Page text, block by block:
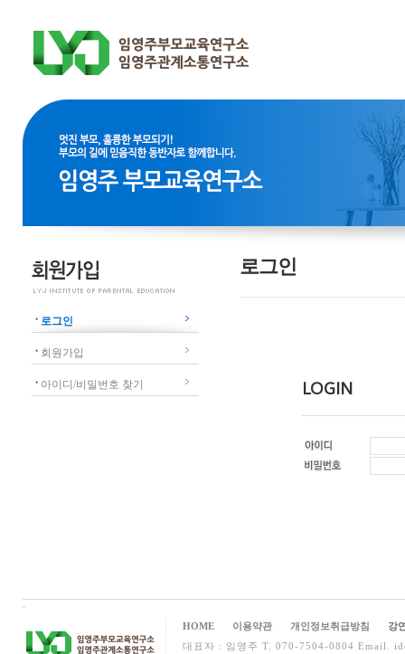
로그인
회원가입
아이디/비밀번호 찾기
로그인
LOGIN
HOME 이용약관 개인정보취급방침
강
대표자 : 임영주 T. 070-7504-0804 Email.